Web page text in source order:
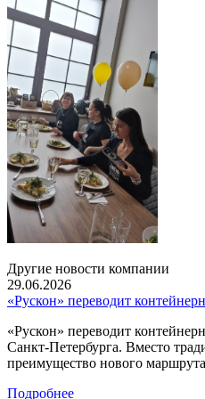
Другие новости компании
29.06.2026
«Рускон» переводит
«Рускон» переводит
Санкт-Петербурга. Вместо
преимущество нового
Подробнее